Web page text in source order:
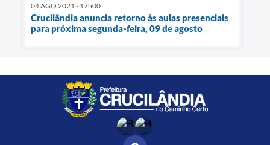
04 AGO 2021 - 17h00
Crucilândia anuncia retorno às aulas presenciais
para próxima segunda-feira, 09 de agosto